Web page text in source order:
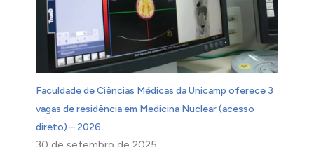
Faculdade de Ciências Médicas da Unicamp oferece 3
vagas de residência em Medicina Nuclear (acesso
direto) – 2026